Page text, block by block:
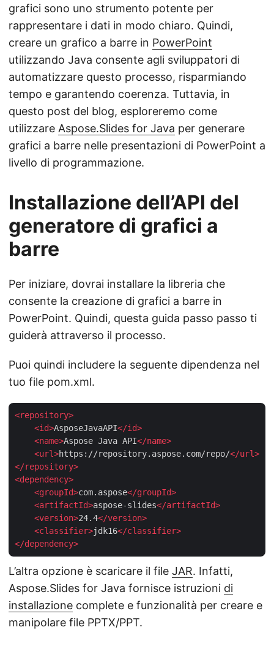
i
o
n
e
grafici sono uno strumento potente per
rappresentare i dati in modo chiaro. Quindi,
creare un grafico a barre in PowerPoint
utilizzando Java consente agli sviluppatori di
automatizzare questo processo, risparmiando
tempo e garantendo coerenza. Tuttavia, in
questo post del blog, esploreremo come
utilizzare Aspose.Slides for Java per generare
grafici a barre nelle presentazioni di PowerPoint a
livello di programmazione.
Installazione dell’API del
generatore di grafici a
barre
Per iniziare, dovrai installare la libreria che
consente la creazione di grafici a barre in
PowerPoint. Quindi, questa guida passo passo ti
guiderà attraverso il processo.
Puoi quindi includere la seguente dipendenza nel
tuo file pom.xml.
<repository>
<id>AsposeJavaAPI</id>
<name>Aspose Java API</name>
<url>https://repository.aspose.com/repo/</url>
</repository>
<dependency>
<groupId>com.aspose</groupId>
<artifactId>aspose-slides</artifactId>
<version>24.4</version>
<classifier>jdk16</classifier>
</dependency>
L’altra opzione è scaricare il file JAR. Infatti,
Aspose.Slides for Java fornisce istruzioni di
installazione complete e funzionalità per creare e
manipolare file PPTX/PPT.